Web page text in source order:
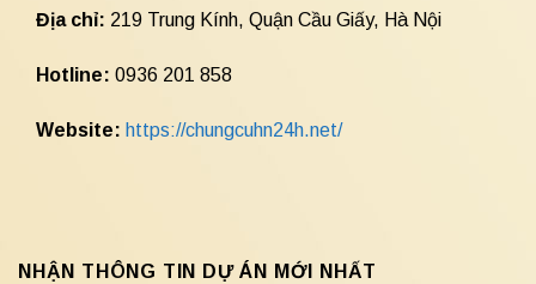
Địa chỉ: 219 Trung Kính, Quận Cầu Giấy, Hà Nội
Hotline: 0936 201 858
Website: https://chungcuhn24h.net/
NHẬN THÔNG TIN DỰ ÁN MỚI NHẤT